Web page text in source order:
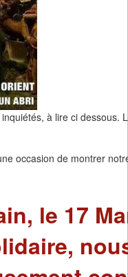
à lire ci dessous. L
occasion de montrer
le 17